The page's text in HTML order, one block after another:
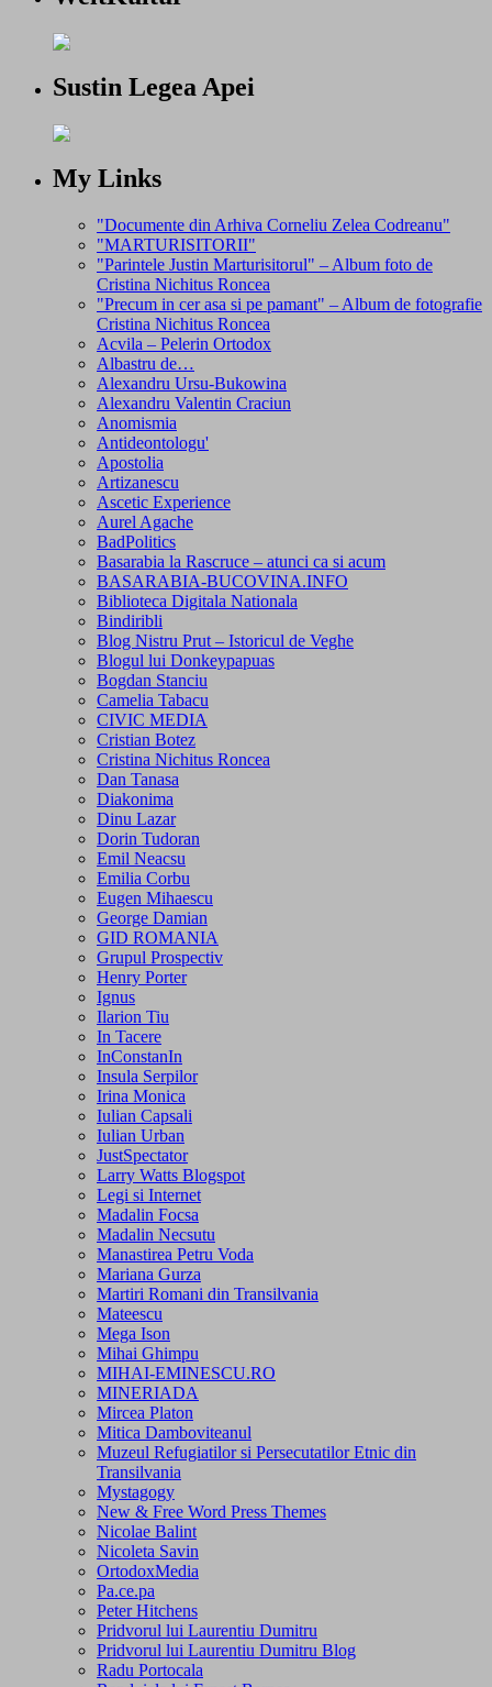
Sustin Legea Apei
My Links
"Documente din Arhiva Corneliu Zelea Codreanu"
"MARTURISITORII"
"Parintele Justin Marturisitorul" – Album foto de
Cristina Nichitus Roncea
"Precum in cer asa si pe pamant" – Album de fotografie
Cristina Nichitus Roncea
Acvila – Pelerin Ortodox
Albastru de…
Alexandru Ursu-Bukowina
Alexandru Valentin Craciun
Anomismia
Antideontologu'
Apostolia
Artizanescu
Ascetic Experience
Aurel Agache
BadPolitics
Basarabia la Rascruce – atunci ca si acum
BASARABIA-BUCOVINA.INFO
Biblioteca Digitala Nationala
Bindiribli
Blog Nistru Prut – Istoricul de Veghe
Blogul lui Donkeypapuas
Bogdan Stanciu
Camelia Tabacu
CIVIC MEDIA
Cristian Botez
Cristina Nichitus Roncea
Dan Tanasa
Diakonima
Dinu Lazar
Dorin Tudoran
Emil Neacsu
Emilia Corbu
Eugen Mihaescu
George Damian
GID ROMANIA
Grupul Prospectiv
Henry Porter
Ignus
Ilarion Tiu
In Tacere
InConstanIn
Insula Serpilor
Irina Monica
Iulian Capsali
Iulian Urban
JustSpectator
Larry Watts Blogspot
Legi si Internet
Madalin Focsa
Madalin Necsutu
Manastirea Petru Voda
Mariana Gurza
Martiri Romani din Transilvania
Mateescu
Mega Ison
Mihai Ghimpu
MIHAI-EMINESCU.RO
MINERIADA
Mircea Platon
Mitica Damboviteanul
Muzeul Refugiatilor si Persecutatilor Etnic din
Transilvania
Mystagogy
New & Free Word Press Themes
Nicolae Balint
Nicoleta Savin
OrtodoxMedia
Pa.ce.pa
Peter Hitchens
Pridvorul lui Laurentiu Dumitru
Pridvorul lui Laurentiu Dumitru Blog
Radu Portocala